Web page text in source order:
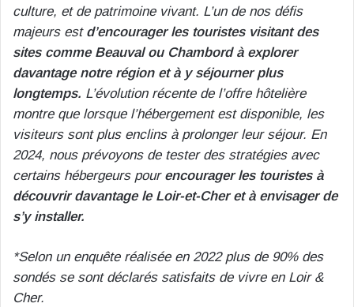
culture, et de patrimoine vivant. L’un de nos défis
majeurs est d’encourager les touristes visitant des
sites comme Beauval ou Chambord à explorer
davantage notre région et à y séjourner plus
longtemps. L’évolution récente de l’offre hôtelière
montre que lorsque l’hébergement est disponible, les
visiteurs sont plus enclins à prolonger leur séjour. En
2024, nous prévoyons de tester des stratégies avec
certains hébergeurs pour encourager les touristes à
découvrir davantage le Loir-et-Cher et à envisager de
s’y installer.
*Selon un enquête réalisée en 2022 plus de 90% des
sondés se sont déclarés satisfaits de vivre en Loir &
Cher.